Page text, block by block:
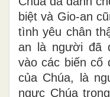
biệt và Gio-an
tình yêu chân
an là người đã
vào các biến cố
của Chúa, là
ngực Chúa